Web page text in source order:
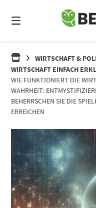
zum
Inhalt
WIRTSCHAFT &
WIRTSCHAFT EINFACH
WIE FUNKTIONIERT DIE
WAHRHEIT:
BEHERRSCHEN SIE DIE
ERREICHEN